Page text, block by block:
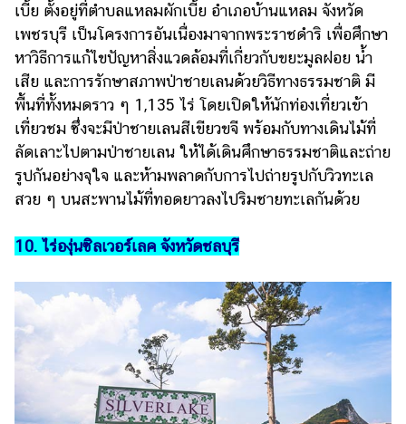
เบี้ย ตั้งอยู่ที่ตำบลแหลมผักเบี้ย อำเภอบ้านแหลม จังหวัด
เพชรบุรี เป็นโครงการอันเนื่องมาจากพระราชดำริ เพื่อศึกษา
หาวิธีการแก้ไขปัญหาสิ่งแวดล้อมที่เกี่ยวกับขยะมูลฝอย น้ำ
เสีย และการรักษาสภาพป่าชายเลนด้วยวิธีทางธรรมชาติ มี
พื้นที่ทั้งหมดราว ๆ 1,135 ไร่ โดยเปิดให้นักท่องเที่ยวเข้า
เที่ยวชม ซึ่งจะมีป่าชายเลนสีเขียวขจี พร้อมกับทางเดินไม้ที่
ลัดเลาะไปตามป่าชายเลน ให้ได้เดินศึกษาธรรมชาติและถ่าย
รูปกันอย่างจุใจ และห้ามพลาดกับการไปถ่ายรูปกับวิวทะเล
สวย ๆ บนสะพานไม้ที่ทอดยาวลงไปริมชายทะเลกันด้วย
10. ไร่องุ่นซิลเวอร์เลค จังหวัดชลบุรี